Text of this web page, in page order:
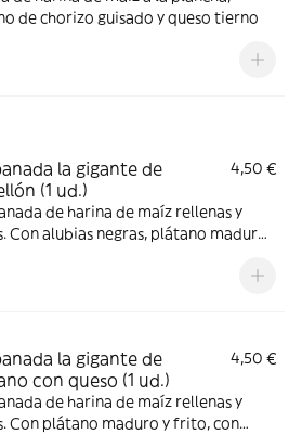
de chorizo guisado y queso tierno
la gigante de
(1 ud.)
4,50 €
de harina de maíz rellenas y
Con alubias negras, plátano maduro
presentar contaminación cruzada
la gigante de
con queso (1 ud.)
4,50 €
de harina de maíz rellenas y
Con plátano maduro y frito, con